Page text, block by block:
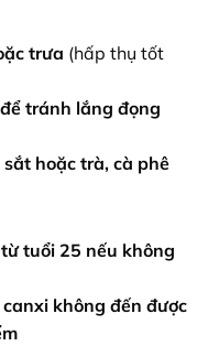
trưa (hấp thụ tốt
tránh lắng đọng
hoặc trà, cà phê
tuổi 25 nếu không
không đến được